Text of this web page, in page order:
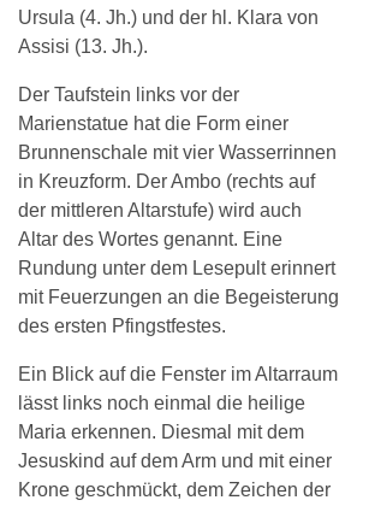
Ursula (4. Jh.) und der hl. Klara von
Assisi (13. Jh.).
Der Taufstein links vor der
Marienstatue hat die Form einer
Brunnenschale mit vier Wasserrinnen
in Kreuzform. Der Ambo (rechts auf
der mittleren Altarstufe) wird auch
Altar des Wortes genannt. Eine
Rundung unter dem Lesepult erinnert
mit Feuerzungen an die Begeisterung
des ersten Pfingstfestes.
Ein Blick auf die Fenster im Altarraum
lässt links noch einmal die heilige
Maria erkennen. Diesmal mit dem
Jesuskind auf dem Arm und mit einer
Krone geschmückt, dem Zeichen der